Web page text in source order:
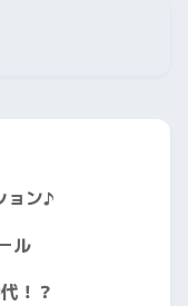
ョン♪
ル
！？